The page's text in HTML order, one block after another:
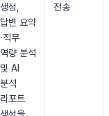
생성,
답변 요약
·직무
역량 분석
및 AI
분석
리포트
전송